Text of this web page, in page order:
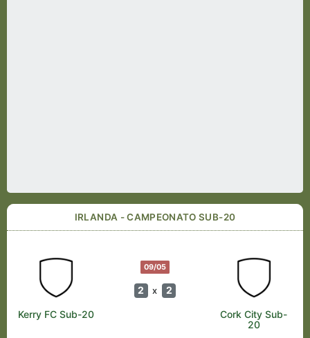
IRLANDA - CAMPEONATO SUB-20
09/05
2 x 2
Kerry FC Sub-20
Cork City Sub-
20